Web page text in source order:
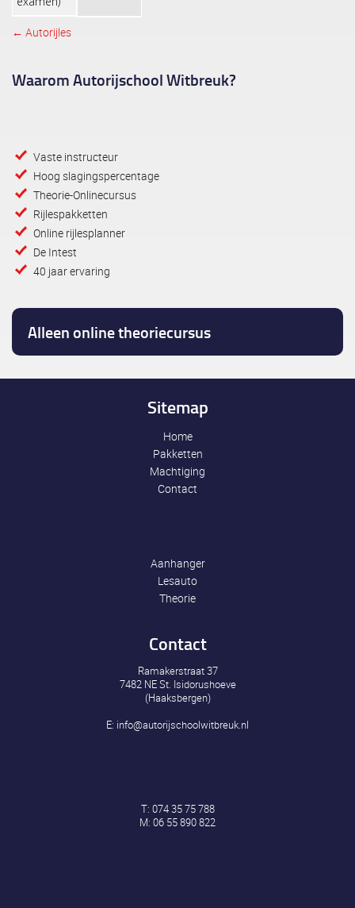
Post navigation
← Autorijles
Waarom Autorijschool Witbreuk?
Vaste instructeur
Hoog slagingspercentage
Theorie-Onlinecursus
Rijlespakketten
Online rijlesplanner
De Intest
40 jaar ervaring
Alleen online theoriecursus
Sitemap
Home
Pakketten
Machtiging
Contact
Aanhanger
Lesauto
Theorie
Contact
Ramakerstraat 37
7482 NE St. Isidorushoeve
(Haaksbergen)
E: info@autorijschoolwitbreuk.nl
T: 074 35 75 788
M: 06 55 890 822